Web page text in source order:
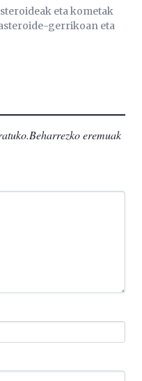
eta kometak
gerrikoan eta
Beharrezko eremuak